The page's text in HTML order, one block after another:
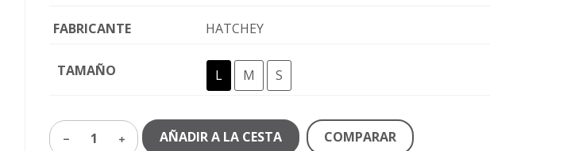
FABRICANTE HATCHEY
TAMAÑO L M S
1 AÑADIR A LA CESTA COMPARAR